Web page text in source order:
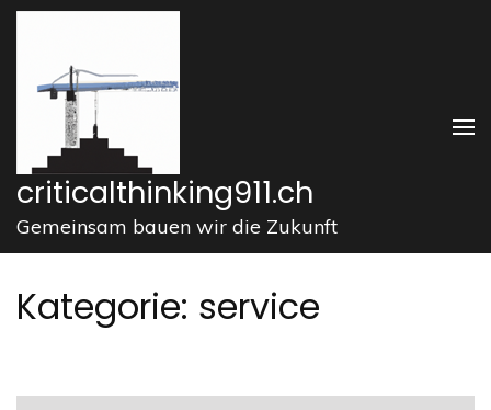
Zum
springen
drücken)
criticalthinking911.ch
Gemeinsam bauen wir die Zukunft
Kategorie: service